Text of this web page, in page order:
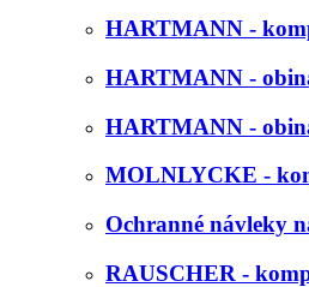
HARTMANN -
HARTMANN -
HARTMANN -
MOLNLYCKE -
Ochranné návleky
RAUSCHER -